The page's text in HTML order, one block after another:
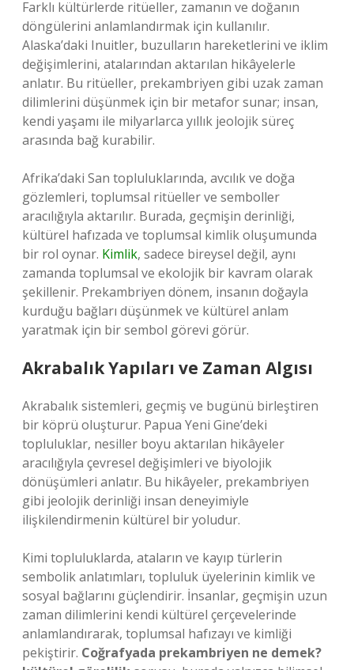
Farklı kültürlerde ritüeller, zamanın ve doğanın
döngülerini anlamlandırmak için kullanılır.
Alaska’daki Inuitler, buzulların hareketlerini ve iklim
değişimlerini, atalarından aktarılan hikâyelerle
anlatır. Bu ritüeller, prekambriyen gibi uzak zaman
dilimlerini düşünmek için bir metafor sunar; insan,
kendi yaşamı ile milyarlarca yıllık jeolojik süreç
arasında bağ kurabilir.
Afrika’daki San topluluklarında, avcılık ve doğa
gözlemleri, toplumsal ritüeller ve semboller
aracılığıyla aktarılır. Burada, geçmişin derinliği,
kültürel hafızada ve toplumsal kimlik oluşumunda
bir rol oynar. Kimlik, sadece bireysel değil, aynı
zamanda toplumsal ve ekolojik bir kavram olarak
şekillenir. Prekambriyen dönem, insanın doğayla
kurduğu bağları düşünmek ve kültürel anlam
yaratmak için bir sembol görevi görür.
Akrabalık Yapıları ve Zaman Algısı
Akrabalık sistemleri, geçmiş ve bugünü birleştiren
bir köprü oluşturur. Papua Yeni Gine’deki
topluluklar, nesiller boyu aktarılan hikâyeler
aracılığıyla çevresel değişimleri ve biyolojik
dönüşümleri anlatır. Bu hikâyeler, prekambriyen
gibi jeolojik derinliği insan deneyimiyle
ilişkilendirmenin kültürel bir yoludur.
Kimi topluluklarda, ataların ve kayıp türlerin
sembolik anlatımları, topluluk üyelerinin kimlik ve
sosyal bağlarını güçlendirir. İnsanlar, geçmişin uzun
zaman dilimlerini kendi kültürel çerçevelerinde
anlamlandırarak, toplumsal hafızayı ve kimliği
pekiştirir. Coğrafyada prekambriyen ne demek?